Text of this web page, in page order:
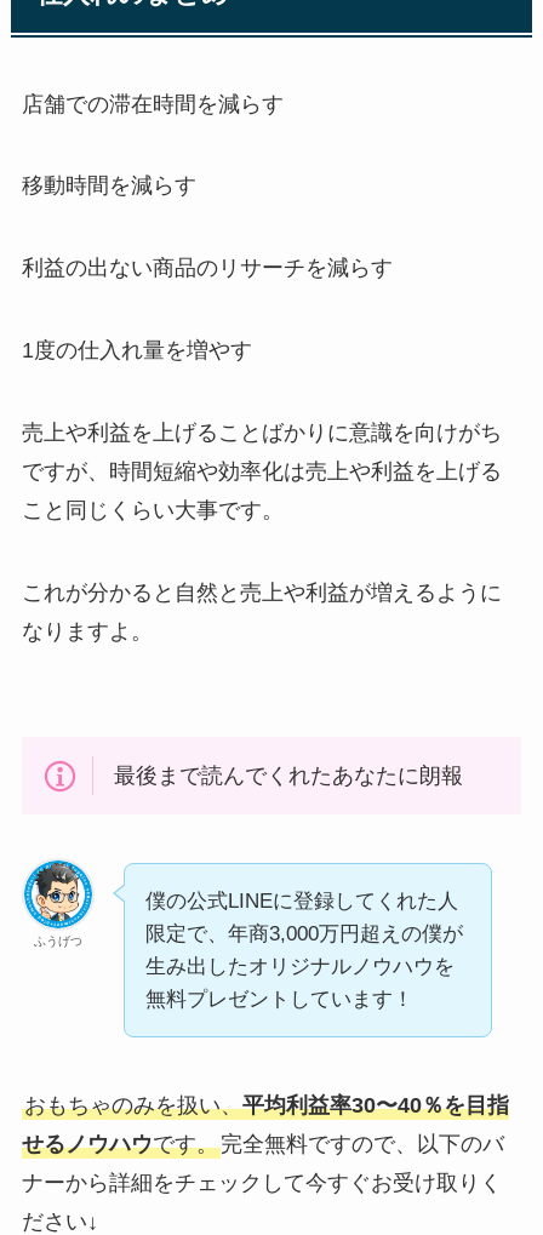
店舗での滞在時間を減らす
移動時間を減らす
利益の出ない商品のリサーチを減らす
1度の仕入れ量を増やす
売上や利益を上げることばかりに意識を向けがち
ですが、時間短縮や効率化は売上や利益を上げる
こと同じくらい大事です。
これが分かると自然と売上や利益が増えるように
なりますよ。
最後まで読んでくれたあなたに朗報
ふうげつ
僕の公式LINEに登録してくれた人
限定で、年商3,000万円超えの僕が
生み出したオリジナルノウハウを
無料プレゼントしています！
おもちゃのみを扱い、平均利益率30〜40％を目指
せるノウハウです。完全無料ですので、以下のバ
ナーから詳細をチェックして今すぐお受け取りく
ださい↓